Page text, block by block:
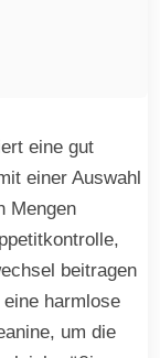
eine gut
einer Auswahl
Mengen
beitragen
harmlose
um die